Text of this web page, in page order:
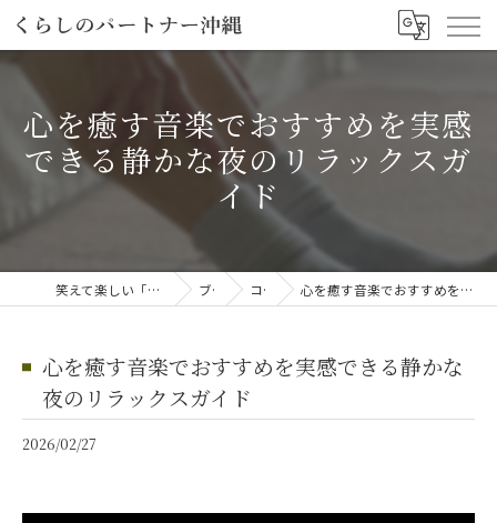
心を癒す音楽でおすすめを実感
できる静かな夜のリラックスガ
イド
笑えて楽しい「笑える介護予防体操教室」 ブログ コラム 心を癒す音楽でおすすめを実感できる静かな夜のリラックスガイド
心を癒す音楽でおすすめを実感できる静かな
夜のリラックスガイド
2026/02/27